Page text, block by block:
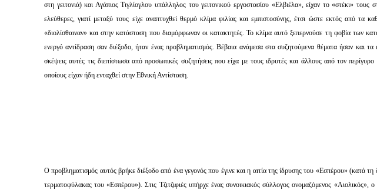
στη γειτονιά) και Αγάπιος Τιγλίογλου υπάλληλος του γειτονικού εργοστασίου «Ελβιέλα», είχαν το «στέκι»
ελεύθερες, γιατί μεταξύ τους είχε αναπτυχθεί θερμό κλίμα φιλίας και εμπιστοσύνης, έτσι ώστε εκτός από τα
«διολίσθαιναν» και στην κατάσταση που διαμόρφωναν οι κατακτητές. Το κλίμα αυτό ξεπερνούσε τη φοβία των
ενεργό αντίδραση σαν διέξοδο, ήταν ένας προβληματισμός. Βέβαια ανάμεσα στα συζητούμενα θέματα ήσαν και τα
σκέψεις αυτές τις διεπίστωσα από προσωπικές συζητήσεις που είχα με τους ιδρυτές και άλλους από τον
οποίους είχαν ήδη ενταχθεί στην Εθνική Αντίσταση.
Ο προβληματισμός αυτός βρήκε διέξοδο από ένα γεγονός που έγινε και η αιτία της ίδρυσης του «Εσπέρου» (κατά
τερματοφύλακας του «Εσπέρου»). Στις Τζιτζιφιές υπήρχε ένας συνοικιακός σύλλογος ονομαζόμενος «Αιολικός»,